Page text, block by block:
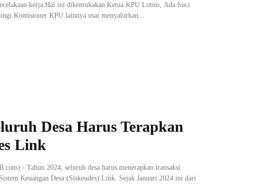
kerja.Hal ini dikemukakan Ketua KPU Lotim, Ada Suci
Komisioner KPU lainnya usai menyalurkan...
Desa Harus Terapkan
Link
- Tahun 2024, seluruh desa harus menerapkan transaksi
Keuangan Desa (Siskeudes) Link. Sejak Januari 2024 ini dari